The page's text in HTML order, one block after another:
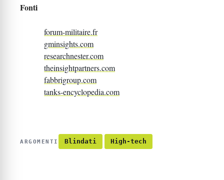
Fonti
forum-militaire.fr
gminsights.com
researchnester.com
theinsightpartners.com
fabbrigroup.com
tanks-encyclopedia.com
ARGOMENTI Blindati High-tech